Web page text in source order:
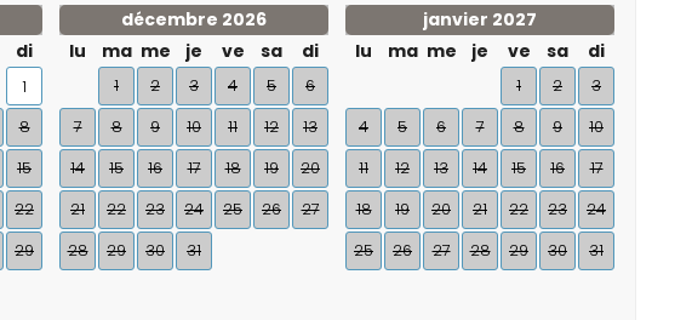
di
1
8
15
22
29
décembre 2026
lu
ma me je ve sa di
1 2 3 4 5
6
7
8 9 10 11 12
13
14
15 16 17 18 19
20
21
22 23 24 25 26
27
28
29 30 31
janvier 2027
lu
ma me je ve sa di
1 2
3
4
5 6 7 8 9
10
11
12 13 14 15 16
17
18
19 20 21 22 23
24
25
26 27 28 29 30 31